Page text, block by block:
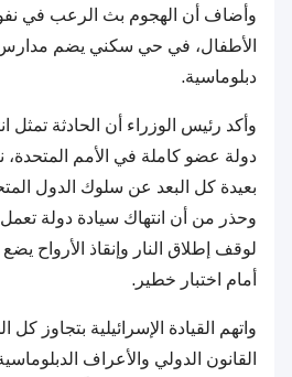
وأضاف أن الهجوم بث الرعب في
الأطفال، في حي سكني يضم
دبلوماسية.
وأكد رئيس الوزراء أن الحادثة تمثل
دولة عضو كاملة في الأمم المتحدة،
بعيدة كل البعد عن سلوك الدول
وحذر من أن انتهاك سيادة دولة
لوقف إطلاق النار وإنقاذ الأرواح
أمام اختبار خطير.
واتهم القيادة الإسرائيلية بتجاوز كل
القانون الدولي والأعراف